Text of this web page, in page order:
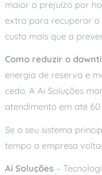
maior o prejuízo por
extra para recuperar
custa mais que a
Como reduzir o
energia de reserva e
cedo. A Ai Soluções
atendimento em até 60
Se o seu sistema
tempo a empresa
Ai Soluções –